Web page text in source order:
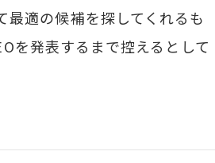
適の候補を探してくれるも
を発表するまで控えるとして